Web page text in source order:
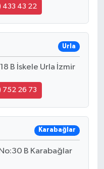
433 43 22
Urla
B İskele Urla İzmir
752 26 73
Karabağlar
B Karabağlar